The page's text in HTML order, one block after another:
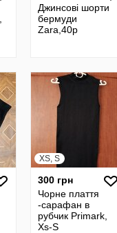
Джинсові шорти
бермуди
Zara,40р
XS, S
300 грн
Чорне плаття
-сарафан в
рубчик Primark,
Xs-S